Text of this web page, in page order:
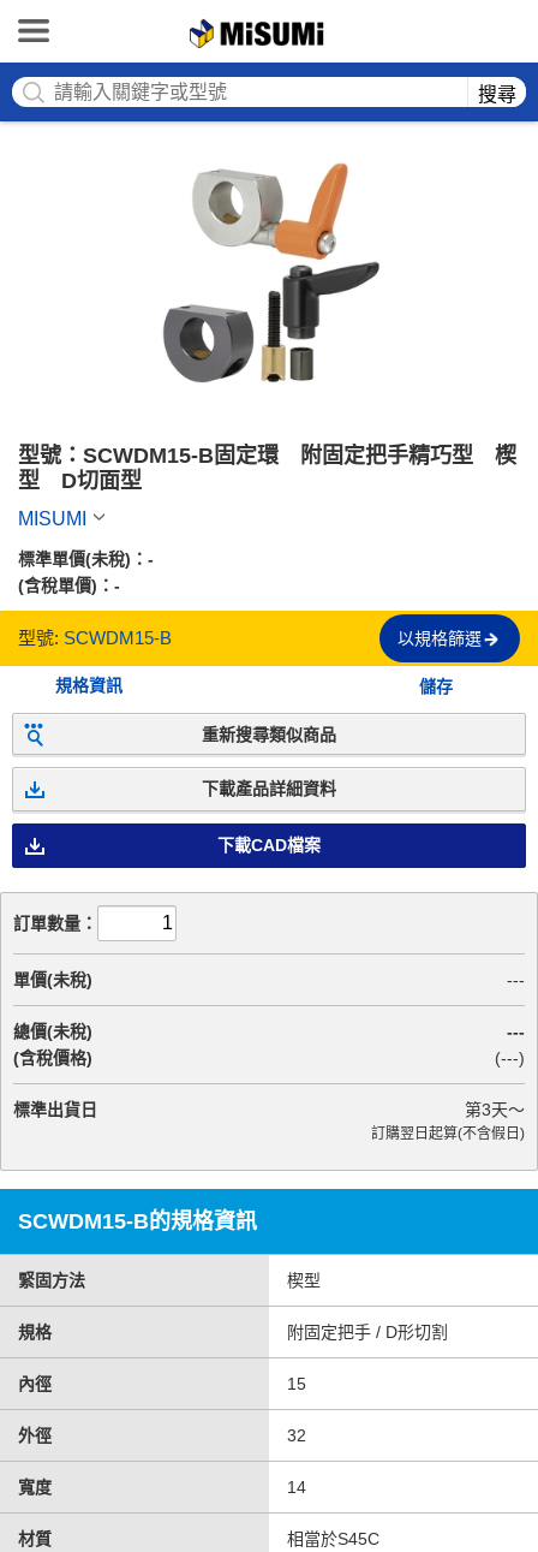
搜尋
型號：SCWDM15-B固定環　附固定把手精巧型　楔
型　D切面型
MISUMI
標準單價(未稅)： -
(含稅單價)： -
型號: SCWDM15-B 以規格篩選
規格資訊 儲存
重新搜尋類似商品
下載產品詳細資料
下載CAD檔案
訂單數量：
單價(未稅) ---
總價(未稅)
(含稅價格)
---
(---)
標準出貨日 第3天～
訂購翌日起算(不含假日)
SCWDM15-B的規格資訊
緊固方法 楔型
規格 附固定把手 / D形切割
內徑 15
外徑 32
寬度 14
材質 相當於S45C